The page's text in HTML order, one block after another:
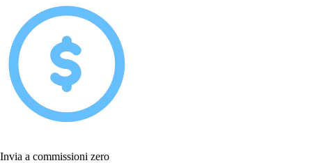
Invia a commissioni zero